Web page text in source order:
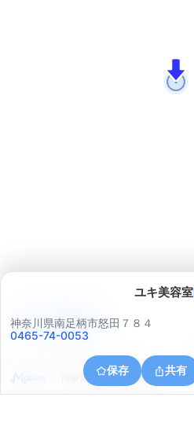
ユキ美容室
神奈川県南足柄市怒田７８４
0465-74-0053
保存 共有
神奈川県南足柄市狩野
アプリで見る